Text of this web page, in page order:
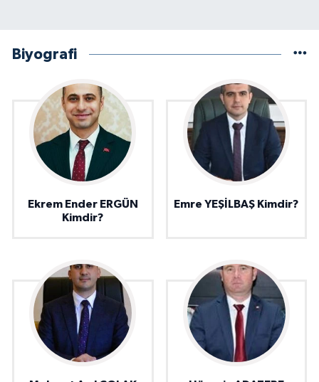
Biyografi
Ekrem Ender ERGÜN
Kimdir?
Emre YEŞİLBAŞ Kimdir?